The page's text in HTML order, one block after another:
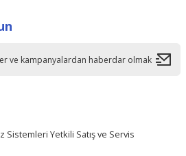
Yetkili Satış ve Servis